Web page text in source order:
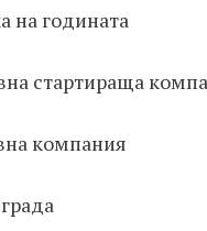
на годината
стартираща
компания